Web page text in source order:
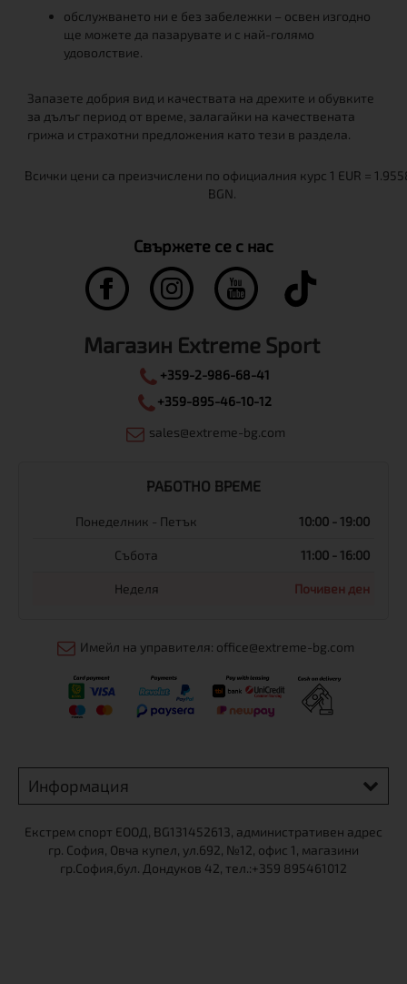
обслужването ни е без забележки – освен изгодно
ще можете да пазарувате и с най-голямо
удоволствие.
Запазете добрия вид и качествата на дрехите и обувките
за дълъг период от време, залагайки на качествената
грижа и страхотни предложения като тези в раздела.
Свържете се с нас
Магазин Extreme Sport
+359-2-986-68-41
+359-895-46-10-12
sales@extreme-bg.com
РАБОТНО ВРЕМЕ
Понеделник - Петък 10:00 - 19:00
Събота 11:00 - 16:00
Неделя Почивен ден
Имейл на управителя: office@extreme-bg.com
Информация
Екстрем спорт ЕООД, BG131452613, административен адрес
гр. София, Овча купел, ул.692, №12, офис 1, магазини
гр.София,бул. Дондуков 42, тел.:+359 895461012